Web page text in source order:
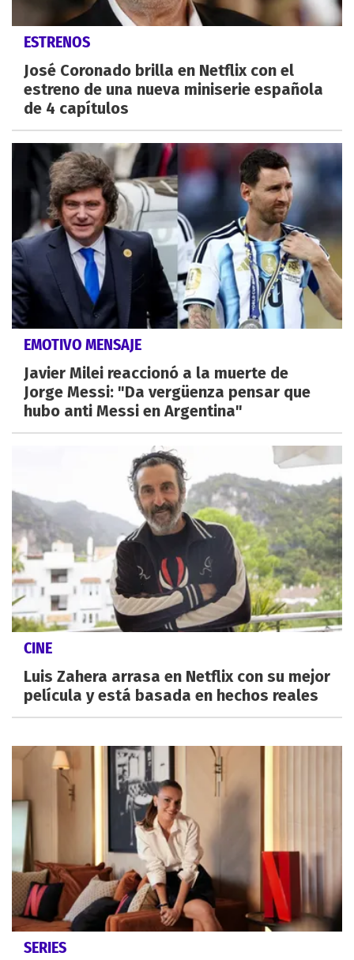
ESTRENOS
José Coronado brilla en Netflix con el
estreno de una nueva miniserie española
de 4 capítulos
EMOTIVO MENSAJE
Javier Milei reaccionó a la muerte de
Jorge Messi: "Da vergüenza pensar que
hubo anti Messi en Argentina"
CINE
Luis Zahera arrasa en Netflix con su mejor
película y está basada en hechos reales
SERIES